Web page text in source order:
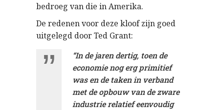
bedroeg van die in Amerika.
De redenen voor deze kloof zijn goed
uitgelegd door Ted Grant:
“In de jaren dertig, toen de
economie nog erg primitief
was en de taken in verband
met de opbouw van de zware
industrie relatief eenvoudig